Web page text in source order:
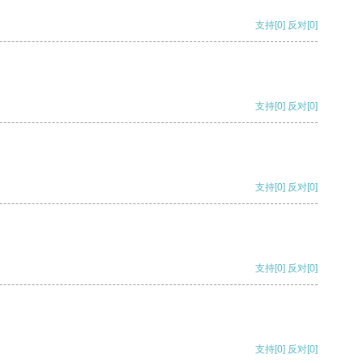
支持[0] 反对[0]
支持[0] 反对[0]
支持[0] 反对[0]
支持[0] 反对[0]
支持[0] 反对[0]